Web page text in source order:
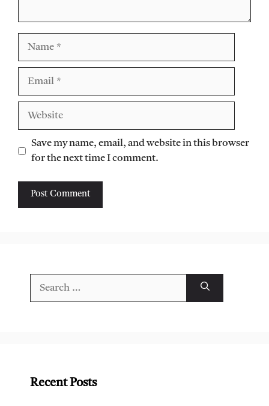
Website
Save my name, email, and website in this browser
for the next time I comment.
Recent Posts